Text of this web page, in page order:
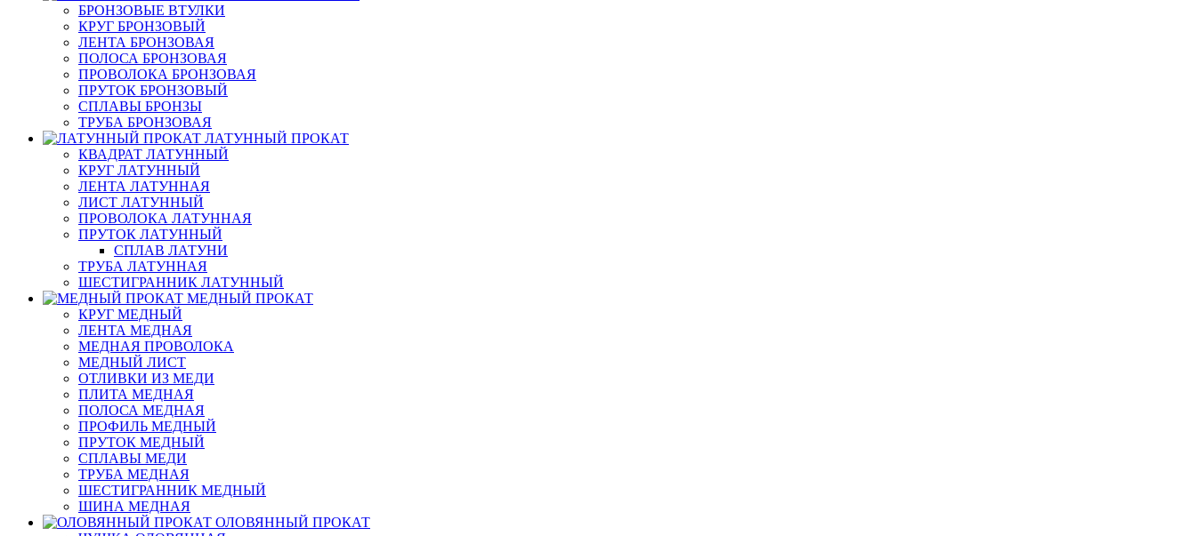
БРОНЗОВЫЕ ВТУЛКИ
КРУГ БРОНЗОВЫЙ
ЛЕНТА БРОНЗОВАЯ
ПОЛОСА БРОНЗОВАЯ
ПРОВОЛОКА БРОНЗОВАЯ
ПРУТОК БРОНЗОВЫЙ
СПЛАВЫ БРОНЗЫ
ТРУБА БРОНЗОВАЯ
ЛАТУННЫЙ ПРОКАТ
КВАДРАТ ЛАТУННЫЙ
КРУГ ЛАТУННЫЙ
ЛЕНТА ЛАТУННАЯ
ЛИСТ ЛАТУННЫЙ
ПРОВОЛОКА ЛАТУННАЯ
ПРУТОК ЛАТУННЫЙ
СПЛАВ ЛАТУНИ
ТРУБА ЛАТУННАЯ
ШЕСТИГРАННИК ЛАТУННЫЙ
МЕДНЫЙ ПРОКАТ
КРУГ МЕДНЫЙ
ЛЕНТА МЕДНАЯ
МЕДНАЯ ПРОВОЛОКА
МЕДНЫЙ ЛИСТ
ОТЛИВКИ ИЗ МЕДИ
ПЛИТА МЕДНАЯ
ПОЛОСА МЕДНАЯ
ПРОФИЛЬ МЕДНЫЙ
ПРУТОК МЕДНЫЙ
СПЛАВЫ МЕДИ
ТРУБА МЕДНАЯ
ШЕСТИГРАННИК МЕДНЫЙ
ШИНА МЕДНАЯ
ОЛОВЯННЫЙ ПРОКАТ